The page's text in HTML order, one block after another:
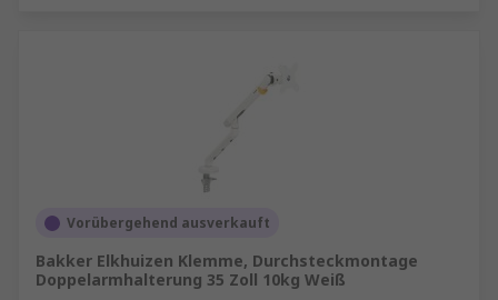
Vorübergehend ausverkauft
Bakker Elkhuizen Klemme, Durchsteckmontage
Doppelarmhalterung 35 Zoll 10kg Weiß